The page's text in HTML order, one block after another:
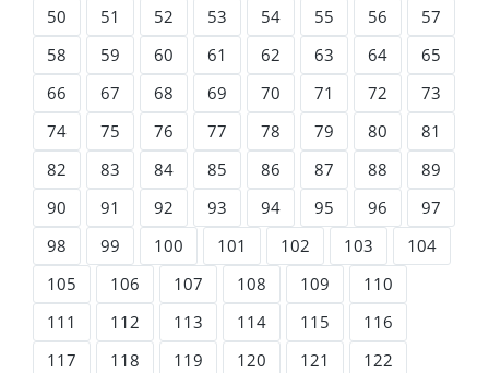
50
51 52 53 54 55 56
57
58
59 60 61 62 63 64
65
66
67 68 69 70 71 72
73
74
75 76 77 78 79 80
81
82
83 84 85 86 87 88
89
90
91 92 93 94 95 96
97
98
99 100 101 102 103
104
105
106 107 108 109
110
111
112 113 114 115
116
117
118 119 120 121
122